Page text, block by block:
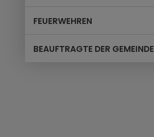
FEUERWEHREN
BEAUFTRAGTE DER GEMEINDE